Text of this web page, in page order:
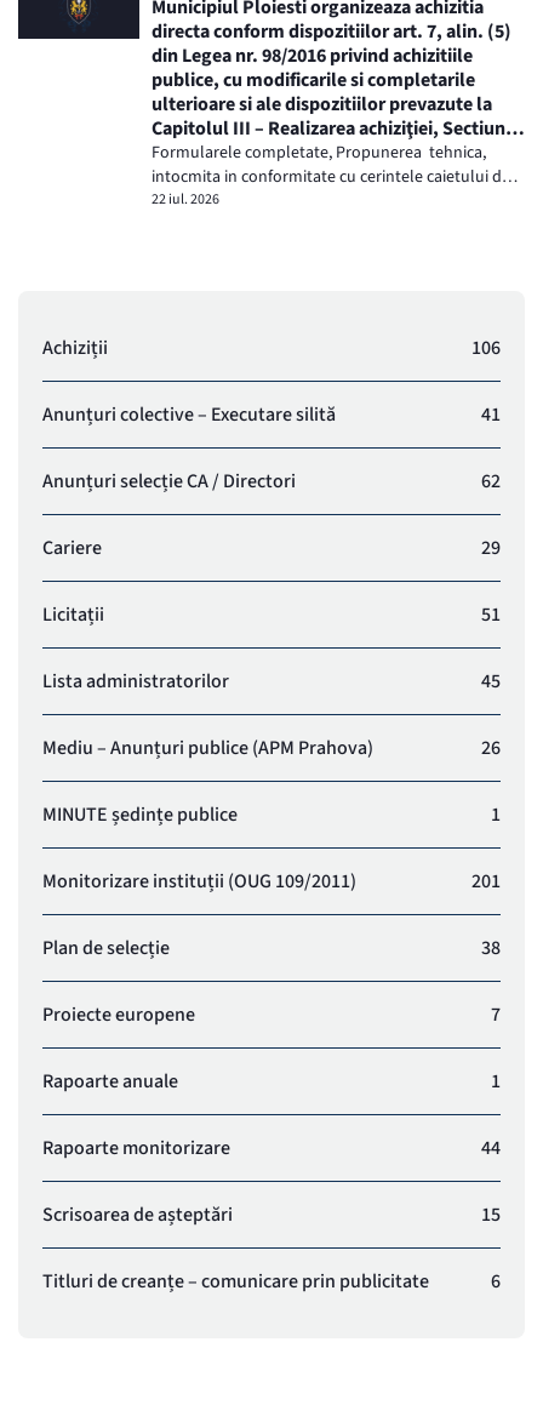
Municipiul Ploiesti organizeaza achizitia
directa conform dispozitiilor art. 7, alin. (5)
din Legea nr. 98/2016 privind achizitiile
publice, cu modificarile si completarile
ulterioare si ale dispozitiilor prevazute la
Capitolul III – Realizarea achiziţiei, Sectiunea
1- Achizitia directa din H.G. nr.395/2016
pentru aprobarea Normelor metodologice
de aplicare a prevederilor referitoare la
Servicii privind dirigenția de șantier pentru
Unității de Învățământ Liceul Tehnologic “
Toma Socolescu” – Construire Sala de
Sport» , Cod SMIS: 337943.Achizitia directa
se va face exclusiv prin SICAP si va fi
finalizata prin incheierea unui contract de
licitatii.ro) pana la data de 29.07.2026, ora
dupa codul CPV si denumirea
serviciilor. Nerespectarea denumirii
serviciilor si a codului CPV poate duce la
imposibilitatea selectarii de catre
autoritatea contractanta a
ofertelor. Obiectul contractului consta in
Servicii privind dirigenția de șantier pentru
obiectivul de investiții «Modernizarea /
Dotarea Infrastructurii Educaționale a
Cod SMIS: 337943. in conformitate cu
cerintele din caietul de sarcini. Solicitam
faptului ca ofertele sunt postate pentru
Municipiul Ploiesti, pentru o mai buna
identificare a acestora
Formularele completate, Propunerea tehnica,
intocmita in conformitate cu cerintele caietului de
sarcini atasat, Formularul de oferta si Anexa...
22 iul. 2026
Achiziții 106
Anunțuri colective – Executare silită 41
Anunțuri selecție CA / Directori 62
Cariere 29
Licitații 51
Lista administratorilor 45
Mediu – Anunțuri publice (APM Prahova) 26
MINUTE ședințe publice 1
Monitorizare instituții (OUG 109/2011) 201
Plan de selecție 38
Proiecte europene 7
Rapoarte anuale 1
Rapoarte monitorizare 44
Scrisoarea de așteptări 15
Titluri de creanțe – comunicare prin publicitate 6